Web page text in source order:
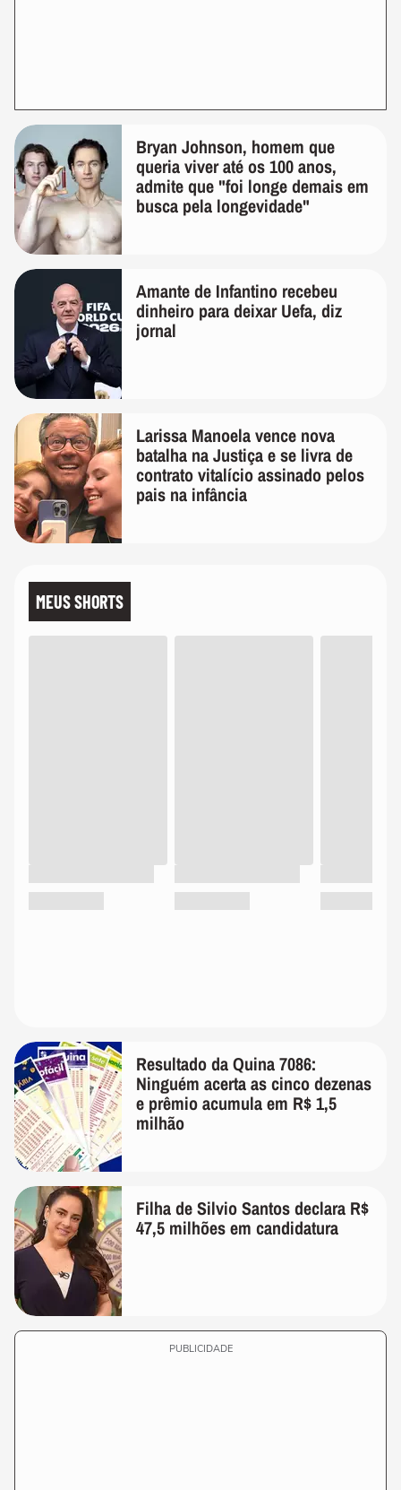
Bryan Johnson, homem que
queria viver até os 100 anos,
admite que "foi longe demais em
busca pela longevidade"
Amante de Infantino recebeu
dinheiro para deixar Uefa, diz
jornal
Larissa Manoela vence nova
batalha na Justiça e se livra de
contrato vitalício assinado pelos
pais na infância
MEUS SHORTS
Resultado da Quina 7086:
Ninguém acerta as cinco dezenas
e prêmio acumula em R$ 1,5
milhão
Filha de Silvio Santos declara R$
47,5 milhões em candidatura
PUBLICIDADE